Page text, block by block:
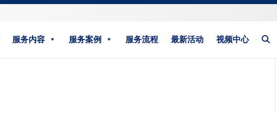
服务内容 服务案例 服务流程 最新活动 视频中心